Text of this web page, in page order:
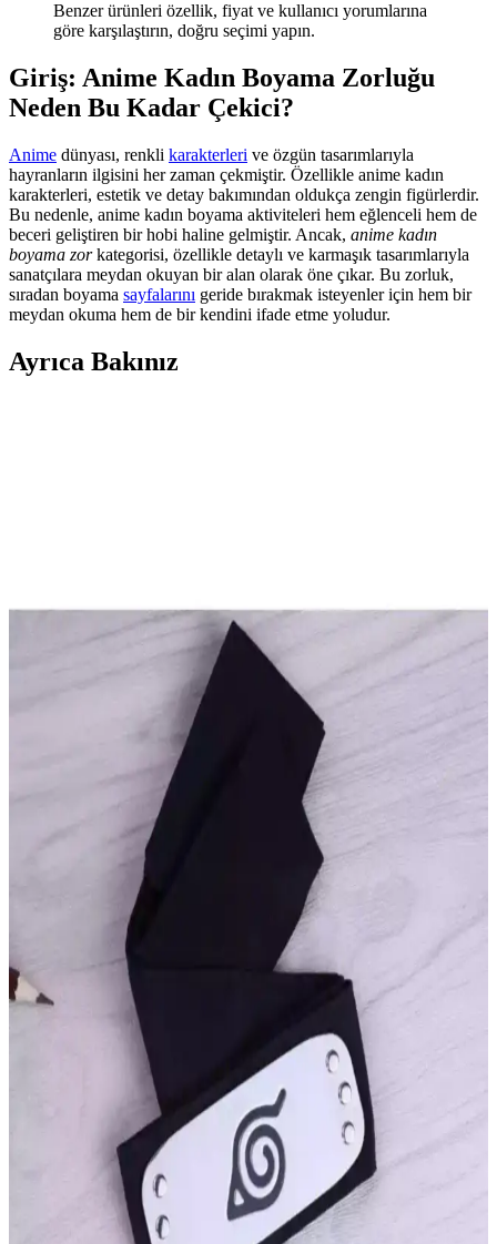
Benzer ürünleri özellik, fiyat ve kullanıcı yorumlarına
göre karşılaştırın, doğru seçimi yapın.
Giriş: Anime Kadın Boyama Zorluğu
Neden Bu Kadar Çekici?
Anime dünyası, renkli karakterleri ve özgün tasarımlarıyla
hayranların ilgisini her zaman çekmiştir. Özellikle anime kadın
karakterleri, estetik ve detay bakımından oldukça zengin figürlerdir.
Bu nedenle, anime kadın boyama aktiviteleri hem eğlenceli hem de
beceri geliştiren bir hobi haline gelmiştir. Ancak, anime kadın
boyama zorkategorisi, özellikle detaylı ve karmaşık tasarımlarıyla
sanatçılara meydan okuyan bir alan olarak öne çıkar. Bu zorluk,
sıradan boyama sayfalarını geride bırakmak isteyenler için hem bir
meydan okuma hem de bir kendini ifade etme yoludur.
Ayrıca Bakınız
İYİ MODA Siyah Beyaz Çizgili Kolluk: Gençler İçin
Şık ve Fonksiyonel Aksesuarlar
Siyah ve beyaz renklerde, punk ve grunge tarzını yansıtan bu çizgili
kolluk, şık tasarımı ve dayanıklı pamuklu kumaşıyla gençlerin
Naruto Silikon Anahtarlık: Dayanıklı ve Enerjik
Tasarımıyla Favori Aksesuariniz
Yüksek kaliteli silikon malzemeden üretilen Naruto anahtarlık, canlı
renkler ve dayanıklı yapısıyla günlük kullanımda şıklık ve pratiklik
Santalio Attack On Titan Eren Anahtar Kolye:
Anime Temalı Şık ve Dayanıklı Takı Seçeneği
Eşsiz tasarımı ve kaliteli malzemeleriyle dikkat çeken Santalio
Attack On Titan Eren anahtar kolye, anime tutkunlarına özel şık ve
dayanıklı bir aksesuar sunuyor.
Genel Markalar Nana Anime Kolyesi: Şık ve
Dayanıklı Stil Aksesuarı
Nana anime kolyesi, özgün tasarımı, güçlü renkleri ve dayanıklı
yapısıyla gençler ve anime severler için ideal bir aksesuar. Günlük
ve şık kombinlere uyum sağlar, uzun ömürlü kullanım sunar.
Anime Kolye Karşılaştırması: Nana ve Beyaz Cam
İnci Modelleri Analizi ve Seçim Rehberi